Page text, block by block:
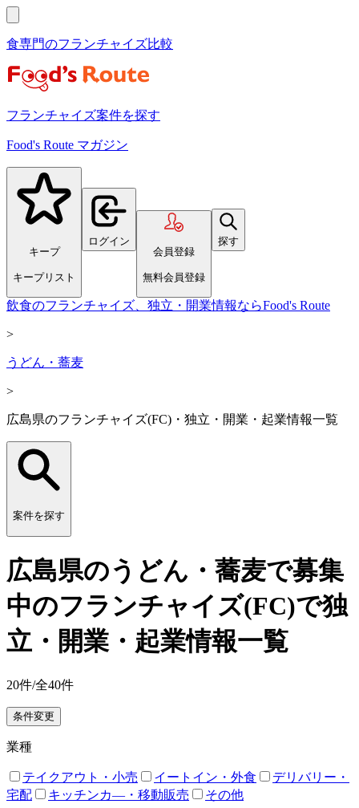
食専門のフランチャイズ比較
フランチャイズ案件を探す
Food's Route マガジン
キープ
キープリスト
ログイン
会員登録
無料会員登録
探す
飲食のフランチャイズ、独立・開業情報ならFood's Route
>
うどん・蕎麦
>
広島県のフランチャイズ(FC)・独立・開業・起業情報一覧
案件を探す
広島県のうどん・蕎麦で募集
中のフランチャイズ(FC)で独
立・開業・起業情報一覧
20件/全40件
条件変更
業種
テイクアウト・小売 イートイン・外食
デリバリー・
宅配
キッチンカ―・移動販売 その他